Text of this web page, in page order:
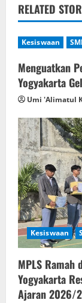
a
v
i
g
a
t
i
o
n
RELATED
Kesiswaan
Menguatkan
Yogyakarta
Umi 'Alimatul
Kesiswaan
MPLS Ramah
Yogyakarta
Ajaran 2026/